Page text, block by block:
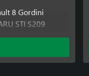
8 Gordini
STI S209
RS
FXX-K E
J50